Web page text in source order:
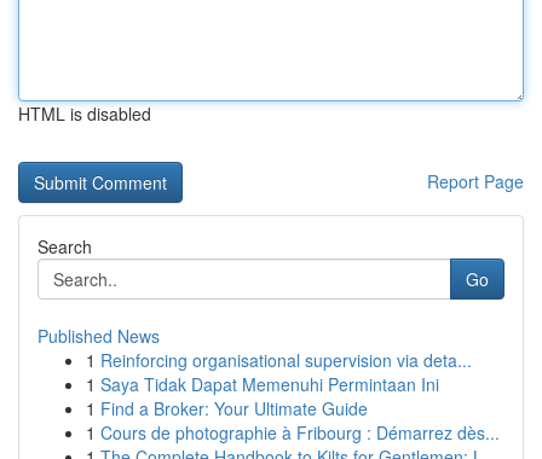
HTML is disabled
Report Page
Search
Go
Published News
1 Reinforcing organisational supervision via deta...
1 Saya Tidak Dapat Memenuhi Permintaan Ini
1 Find a Broker: Your Ultimate Guide
1 Cours de photographie à Fribourg : Démarrez dès...